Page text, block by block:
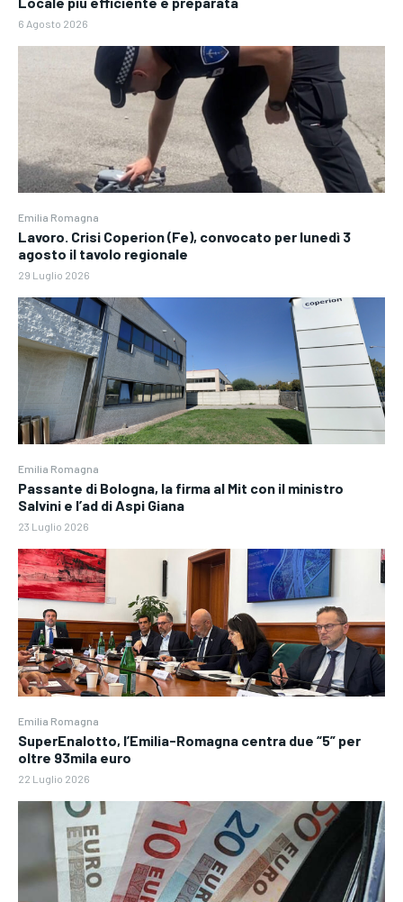
6 Agosto 2026
Emilia Romagna
Lavoro. Crisi Coperion (Fe), convocato per lunedì 3
agosto il tavolo regionale
29 Luglio 2026
Emilia Romagna
Passante di Bologna, la firma al Mit con il ministro
Salvini e l’ad di Aspi Giana
23 Luglio 2026
Emilia Romagna
SuperEnalotto, l’Emilia-Romagna centra due “5” per
oltre 93mila euro
22 Luglio 2026